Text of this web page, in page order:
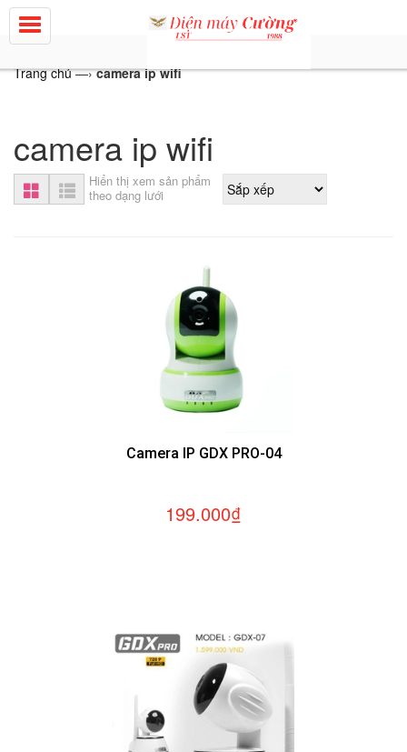
Trang chủ—› camera ip wifi
camera ip wifi
Hiển thị xem sản phẩm
theo dạng lưới
Camera IP GDX PRO-04
199.000₫